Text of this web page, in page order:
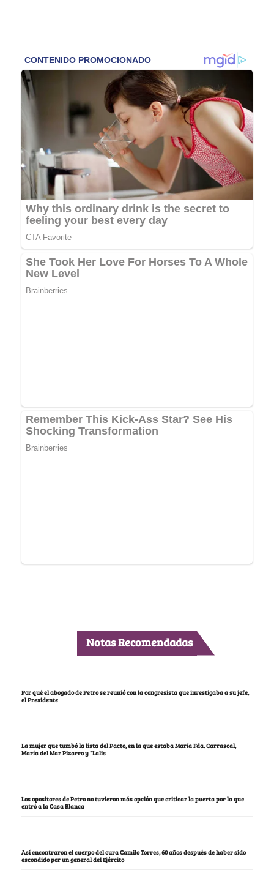
Notas Recomendadas
Por qué el abogado de Petro se reunió con la congresista que investigaba a su jefe,
el Presidente
La mujer que tumbó la lista del Pacto, en la que estaba María Fda. Carrascal,
María del Mar Pizarro y “Lalis
Los opositores de Petro no tuvieron más opción que criticar la puerta por la que
entró a la Casa Blanca
Así encontraron el cuerpo del cura Camilo Torres, 60 años después de haber sido
escondido por un general del Ejército